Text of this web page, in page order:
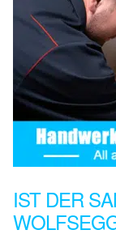
IST DER